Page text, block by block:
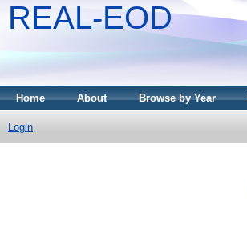
REAL-EOD
Home About Browse by Year
Login